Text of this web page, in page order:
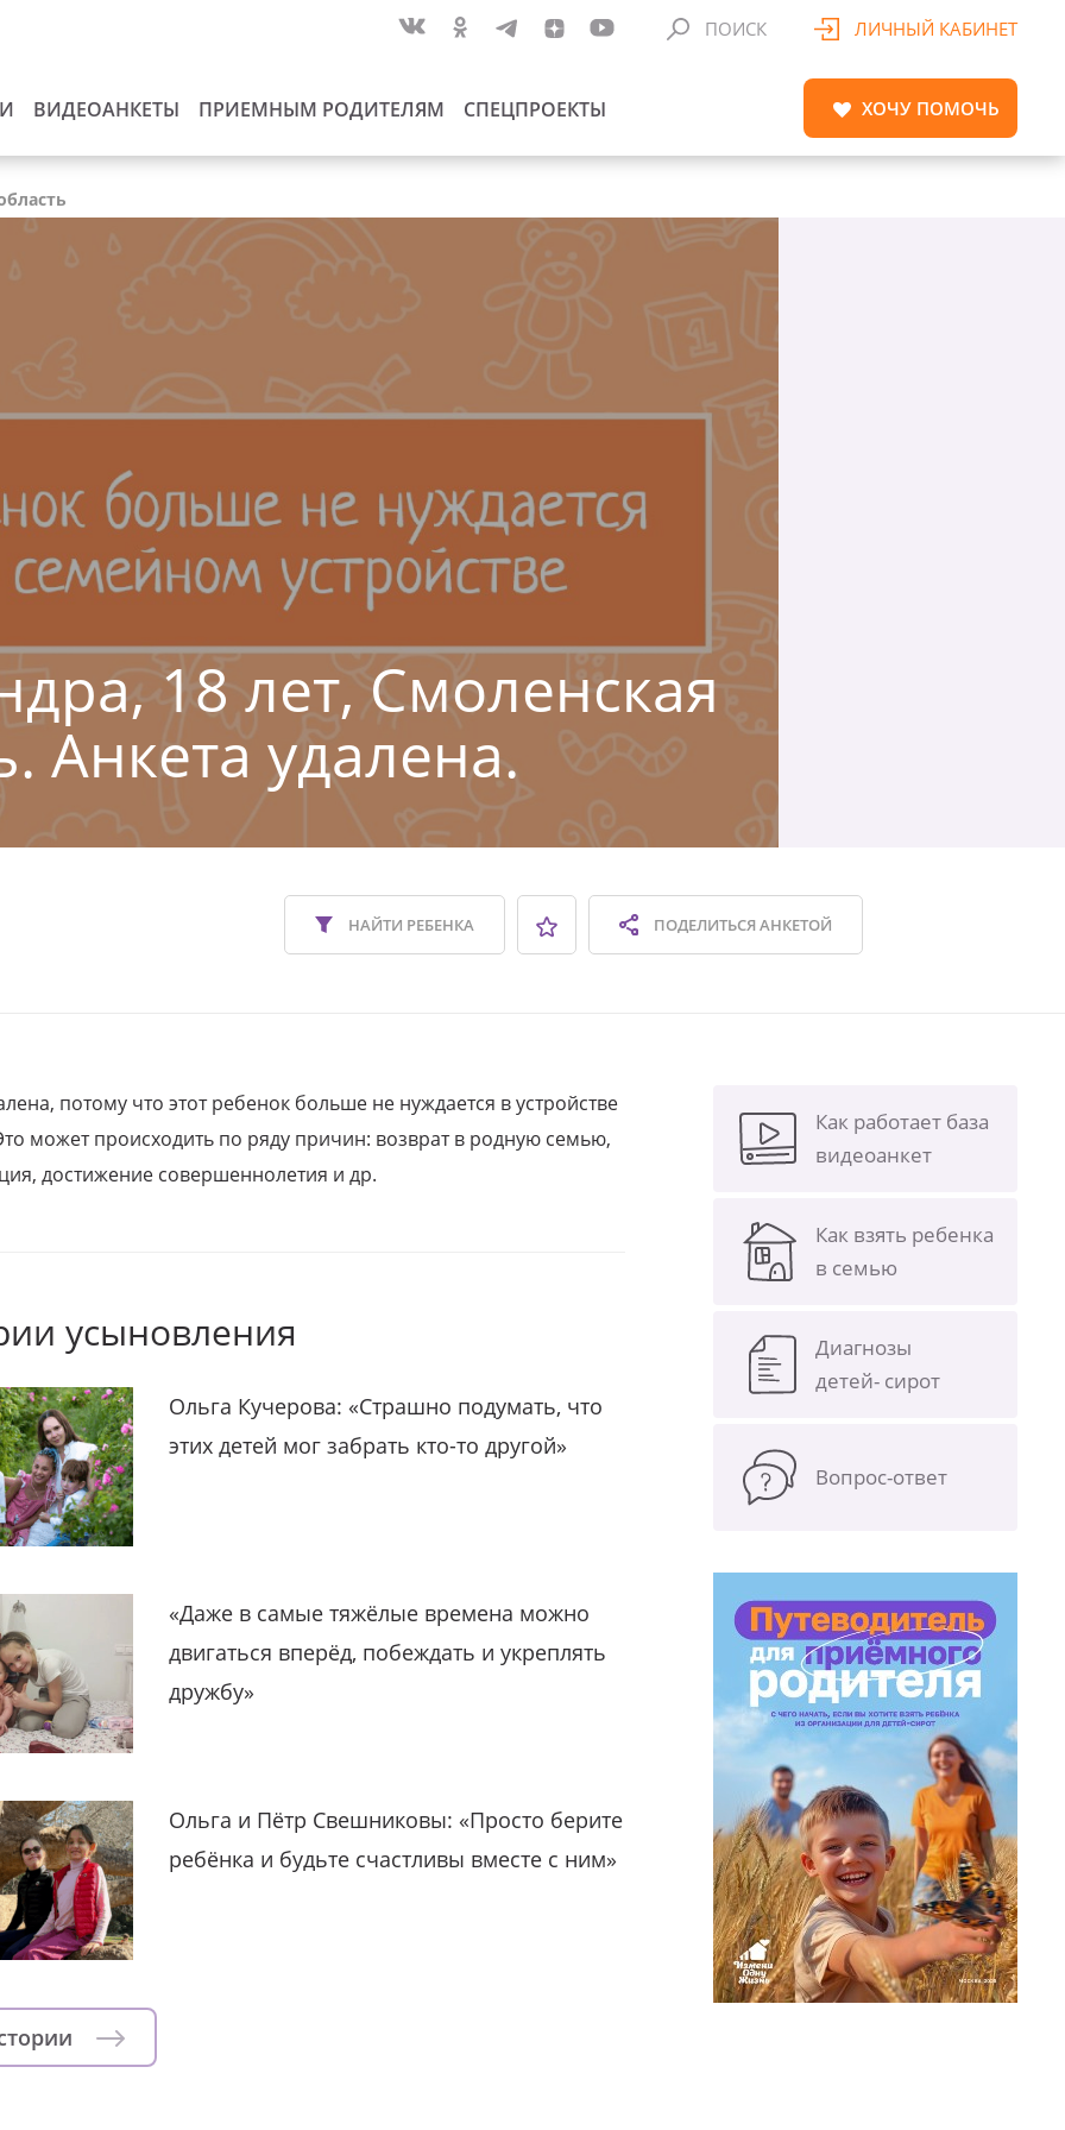
ВИДЕОАНКЕТЫ ПРИЕМНЫМ РОДИТЕЛЯМ СПЕЦПРОЕКТЫ
ПОИСК ЛИЧНЫЙ КАБИНЕТ
ХОЧУ ПОМОЧЬ
18 лет, Смоленская
Анкета удалена.
ПОДЕЛИТЬСЯАНКЕТОЙ
НАЙТИ РЕБЕНКА
потому что этот ребенок больше не нуждается в устройстве
может происходить по ряду причин: возврат в родную семью,
достижение совершеннолетия и др.
усыновления
Ольга Кучерова: «Страшно подумать, что
этих детей мог забрать кто-то другой»
«Даже в самые тяжёлые времена можно
двигаться вперёд, побеждать и укреплять
дружбу»
Ольга и Пётр Свешниковы: «Просто берите
ребёнка и будьте счастливы вместе с ним»
Как работает база
видеоанкет
Как взять ребенка
в семью
Диагнозы
детей- сирот
Вопрос-ответ